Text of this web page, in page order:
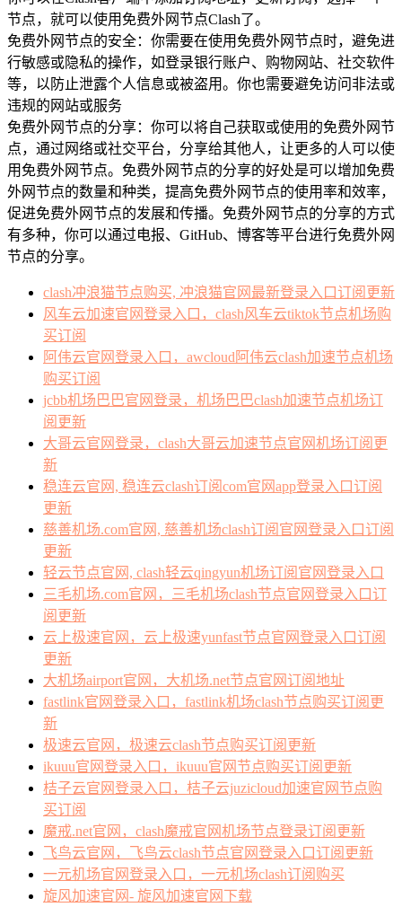
节点，就可以使用免费外网节点Clash了。
免费外网节点的安全：你需要在使用免费外网节点时，避免进
行敏感或隐私的操作，如登录银行账户、购物网站、社交软件
等，以防止泄露个人信息或被盗用。你也需要避免访问非法或
违规的网站或服务
免费外网节点的分享：你可以将自己获取或使用的免费外网节
点，通过网络或社交平台，分享给其他人，让更多的人可以使
用免费外网节点。免费外网节点的分享的好处是可以增加免费
外网节点的数量和种类，提高免费外网节点的使用率和效率，
促进免费外网节点的发展和传播。免费外网节点的分享的方式
有多种，你可以通过电报、GitHub、博客等平台进行免费外网
节点的分享。
clash冲浪猫节点购买, 冲浪猫官网最新登录入口订阅更新
风车云加速官网登录入口，clash风车云tiktok节点机场购
买订阅
阿伟云官网登录入口，awcloud阿伟云clash加速节点机场
购买订阅
jcbb机场巴巴官网登录，机场巴巴clash加速节点机场订
阅更新
大哥云官网登录，clash大哥云加速节点官网机场订阅更
新
稳连云官网, 稳连云clash订阅com官网app登录入口订阅
更新
慈善机场.com官网, 慈善机场clash订阅官网登录入口订阅
更新
轻云节点官网, clash轻云qingyun机场订阅官网登录入口
三毛机场.com官网，三毛机场clash节点官网登录入口订
阅更新
云上极速官网，云上极速yunfast节点官网登录入口订阅
更新
大机场airport官网，大机场.net节点官网订阅地址
fastlink官网登录入口，fastlink机场clash节点购买订阅更
新
极速云官网，极速云clash节点购买订阅更新
ikuuu官网登录入口，ikuuu官网节点购买订阅更新
桔子云官网登录入口，桔子云juzicloud加速官网节点购
买订阅
魔戒.net官网，clash魔戒官网机场节点登录订阅更新
飞鸟云官网，飞鸟云clash节点官网登录入口订阅更新
一元机场官网登录入口，一元机场clash订阅购买
旋风加速官网- 旋风加速官网下载